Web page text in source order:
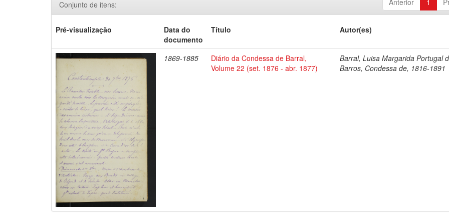
Anterior 1
Conjunto de itens:
Pré-visualização
Data do
documento
Título Autor(es)
1869-1885
Diário da Condessa de Barral,
Volume 22 (set. 1876 - abr. 1877)
Barral, Luisa Margarida Portugal
Barros, Condessa de, 1816-1891